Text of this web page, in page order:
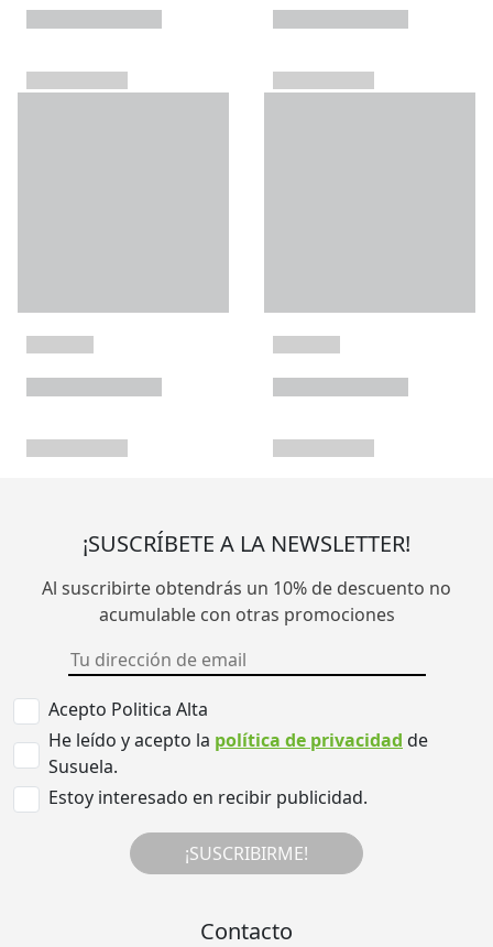
¡SUSCRÍBETE A LA NEWSLETTER!
Al suscribirte obtendrás un 10% de descuento no
acumulable con otras promociones
Acepto Politica Alta
He leído y acepto la política de privacidad de
Susuela.
Estoy interesado en recibir publicidad.
¡SUSCRIBIRME!
Contacto